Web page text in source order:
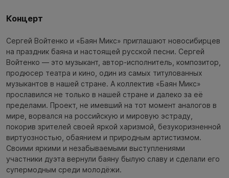
Концерт
Сергей Войтенко и «Баян Микс» приглашают новосибирцев
на праздник баяна и настоящей русской песни. Сергей
Войтенко — это музыкант, автор-исполнитель, композитор,
продюсер театра и кино, один из самых титулованных
музыкантов в нашей стране. А коллектив «Баян Микс»
прославился не только в нашей стране и далеко за её
пределами. Проект, не имевший на тот момент аналогов в
мире, ворвался на российскую и мировую эстраду,
покорив зрителей своей яркой харизмой, безукоризненной
виртуозностью, обаянием и природным артистизмом.
Своими яркими и незабываемыми выступлениями
участники дуэта вернули баяну былую славу и сделали его
супермодным среди молодёжи.